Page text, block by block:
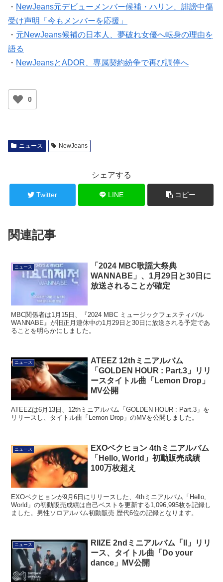
・ NewJeans元デビューメンバー候補・ハリン、誹謗中傷
受け声明「今もメンバーを応援」
・ 元NewJeans候補の日本人、夢破れ女優へ転身の理由を
語る
・ NewJeansとADOR、専属契約紛争で再び調停へ
0
ニュース NewJeans
シェアする
Twitter LINE コピー
関連記事
ニュース
「2024 MBC歌謡大祭典
WANNABE」、1月29日と30日に
放送されることが確定
MBC関係者は1月15日、『2024 MBC ミュージックフェスティバル
WANNABE』が旧正月連休中の1月29日と30日に放送される予定であ
ることを明らかにしました。
ニュース
ATEEZ 12thミニアルバム
「GOLDEN HOUR : Part.3」リリ
ースタイトル曲「Lemon Drop」
MV公開
ATEEZは6月13日、12thミニアルバム「GOLDEN HOUR : Part.3」を
リリースし、タイトル曲「Lemon Drop」のMVを公開しました。
ニュース
EXOベクヒョン 4thミニアルバム
「Hello, World」初動販売成績
100万枚超え
EXOベクヒョンが9月6日にリリースした、4thミニアルバム「Hello,
World」の初動販売成績は自己ベストを更新する1,096,995枚を記録し
ました。男性ソロアルバム初動販売 歴代6位の記録となります。
ニュース
RIIZE 2ndミニアルバム「II」リリ
ース、タイトル曲「Do your
dance」MV公開